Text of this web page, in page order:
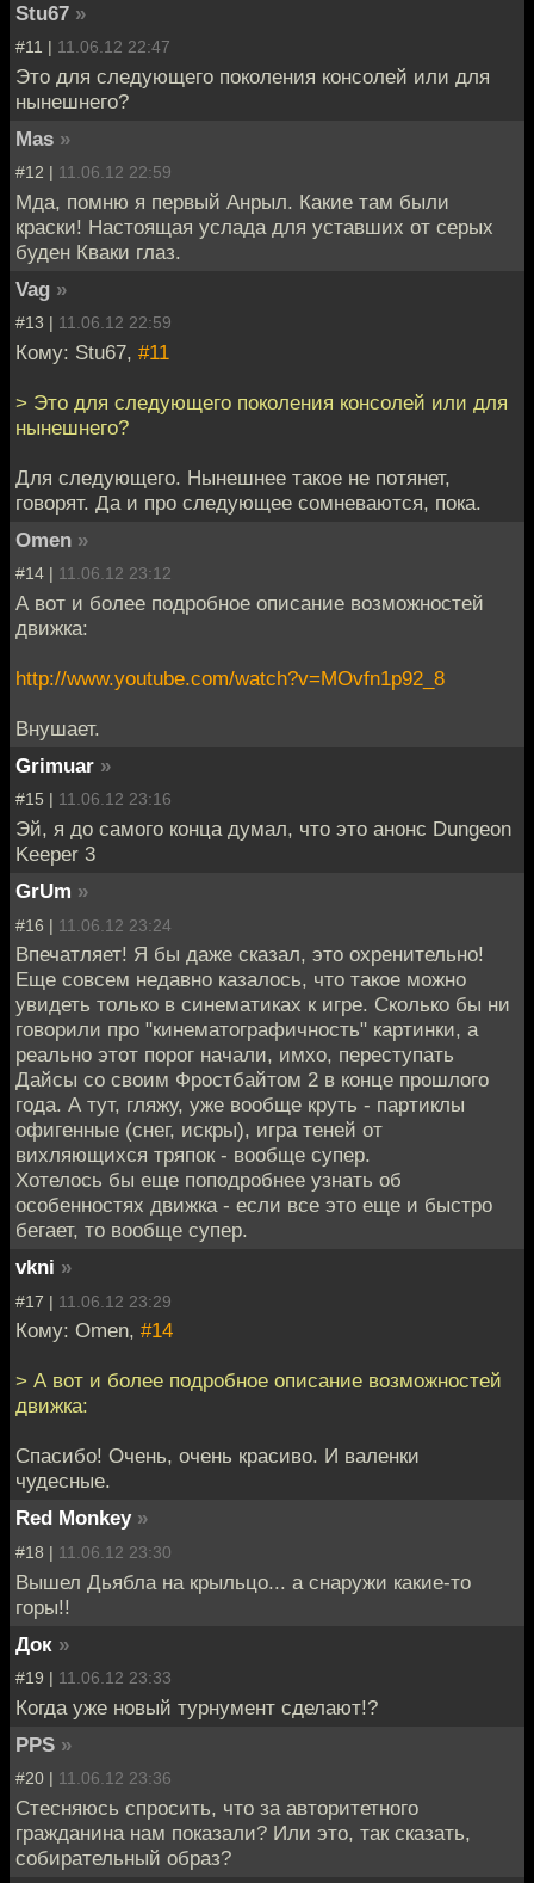
Stu67 »
#11 | 11.06.12 22:47
Это для следующего поколения консолей или для
нынешнего?
Mas »
#12 | 11.06.12 22:59
Мда, помню я первый Анрыл. Какие там были
краски! Настоящая услада для уставших от серых
буден Кваки глаз.
Vag »
#13 | 11.06.12 22:59
Кому: Stu67, #11
> Это для следующего поколения консолей или для
нынешнего?
Для следующего. Нынешнее такое не потянет,
говорят. Да и про следующее сомневаются, пока.
Omen »
#14 | 11.06.12 23:12
А вот и более подробное описание возможностей
движка:
http://www.youtube.com/watch?v=MOvfn1p92_8
Внушает.
Grimuar »
#15 | 11.06.12 23:16
Эй, я до самого конца думал, что это анонс Dungeon
Keeper 3
GrUm »
#16 | 11.06.12 23:24
Впечатляет! Я бы даже сказал, это охренительно!
Еще совсем недавно казалось, что такое можно
увидеть только в синематиках к игре. Сколько бы ни
говорили про "кинематографичность" картинки, а
реально этот порог начали, имхо, переступать
Дайсы со своим Фростбайтом 2 в конце прошлого
года. А тут, гляжу, уже вообще круть - партиклы
офигенные (снег, искры), игра теней от
вихляющихся тряпок - вообще супер.
Хотелось бы еще поподробнее узнать об
особенностях движка - если все это еще и быстро
бегает, то вообще супер.
vkni »
#17 | 11.06.12 23:29
Кому: Omen, #14
> А вот и более подробное описание возможностей
движка:
Спасибо! Очень, очень красиво. И валенки
чудесные.
Red Monkey »
#18 | 11.06.12 23:30
Вышел Дьябла на крыльцо... а снаружи какие-то
горы!!
Док »
#19 | 11.06.12 23:33
Когда уже новый турнумент сделают!?
PPS »
#20 | 11.06.12 23:36
Стесняюсь спросить, что за авторитетного
гражданина нам показали? Или это, так сказать,
собирательный образ?